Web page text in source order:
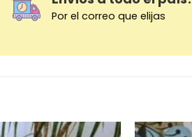
Por el correo que elijas